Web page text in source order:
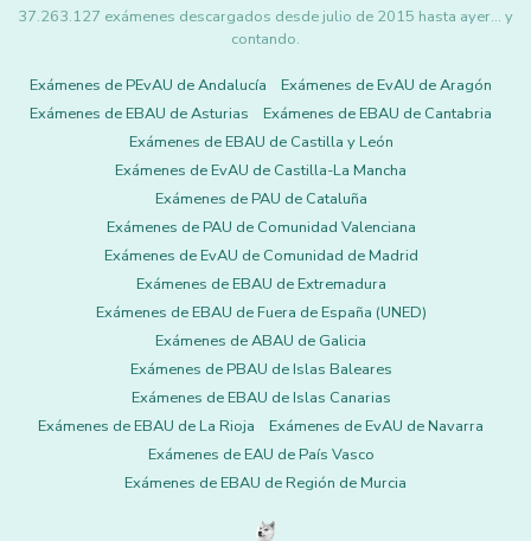
37.263.127 exámenes descargados desde julio de 2015 hasta ayer... y
contando.
Exámenes de PEvAU de Andalucía
Exámenes de EvAU de Aragón
Exámenes de EBAU de Asturias
Exámenes de EBAU de Cantabria
Exámenes de EBAU de Castilla y León
Exámenes de EvAU de Castilla-La Mancha
Exámenes de PAU de Cataluña
Exámenes de PAU de Comunidad Valenciana
Exámenes de EvAU de Comunidad de Madrid
Exámenes de EBAU de Extremadura
Exámenes de EBAU de Fuera de España (UNED)
Exámenes de ABAU de Galicia
Exámenes de PBAU de Islas Baleares
Exámenes de EBAU de Islas Canarias
Exámenes de EBAU de La Rioja
Exámenes de EvAU de Navarra
Exámenes de EAU de País Vasco
Exámenes de EBAU de Región de Murcia